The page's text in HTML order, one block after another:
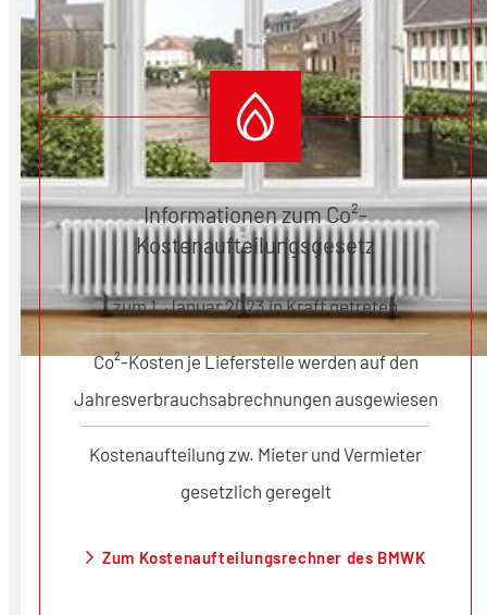
Informationen zum Co²-
Kostenaufteilungsgesetz
zum 1. Januar 2023 in Kraft getreten
Co²-Kosten je Lieferstelle werden auf den
Jahresverbrauchsabrechnungen ausgewiesen
Kostenaufteilung zw. Mieter und Vermieter
gesetzlich geregelt
Zum Kostenaufteilungsrechner des BMWK